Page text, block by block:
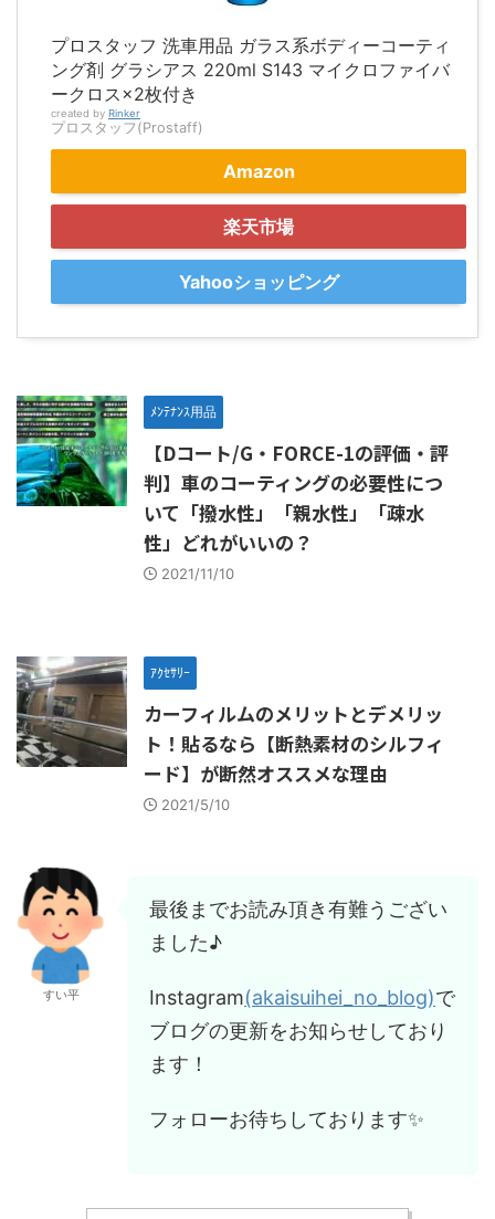
プロスタッフ 洗車用品 ガラス系ボディーコーティ
ング剤 グラシアス 220ml S143 マイクロファイバ
ークロス×2枚付き
created by Rinker
プロスタッフ(Prostaff)
Amazon
楽天市場
Yahooショッピング
ﾒﾝﾃﾅﾝｽ用品
【Dコート/G・FORCE-1の評価・評
判】車のコーティングの必要性につ
いて「撥水性」「親水性」「疎水
性」どれがいいの？
2021/11/10
ｱｸｾｻﾘｰ
カーフィルムのメリットとデメリッ
ト！貼るなら【断熱素材のシルフィ
ード】が断然オススメな理由
2021/5/10
すい平
最後までお読み頂き有難うござい
ました♪
Instagram(akaisuihei_no_blog)で
ブログの更新をお知らせしており
ます！
フォローお待ちしております✨